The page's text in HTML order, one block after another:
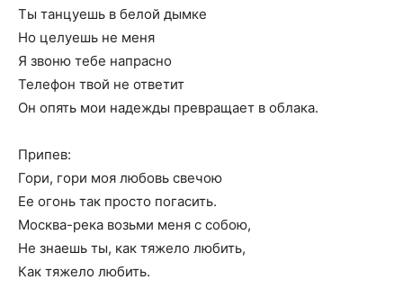
Ты танцуешь в белой дымке
Но целуешь не меня
Я звоню тебе напрасно
Телефон твой не ответит
Он опять мои надежды превращает в облака.
Припев:
Гори, гори моя любовь свечою
Ее огонь так просто погасить.
Москва-река возьми меня с собою,
Не знаешь ты, как тяжело любить,
Как тяжело любить.